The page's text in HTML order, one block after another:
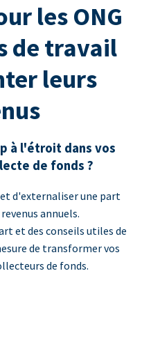
les ONG
de travail
leurs
à l'étroit dans vos
de fonds ?
d'externaliser une part
annuels.
et des conseils utiles de
de transformer vos
de fonds.